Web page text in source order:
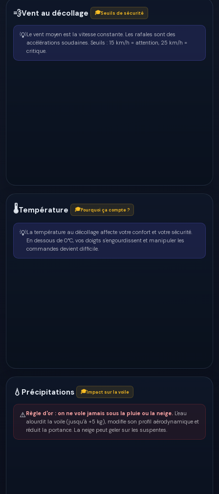
💨Vent au décollage 🎓Seuils de sécurité
💡Le vent moyen est la vitesse constante. Les rafales sont des
accélérations soudaines. Seuils : 15 km/h = attention, 25 km/h =
critique.
🌡Température 🎓Pourquoi ça compte ?
💡La température au décollage affecte votre confort et votre sécurité.
En dessous de 0°C, vos doigts s'engourdissent et manipuler les
commandes devient difficile.
💧 Précipitations 🎓Impact sur la voile
⚠️Règle d'or : on ne vole jamais sous la pluie ou la neige. L'eau
alourdit la voile (jusqu'à +5 kg), modifie son profil aérodynamique et
réduit la portance. La neige peut geler sur les suspentes.